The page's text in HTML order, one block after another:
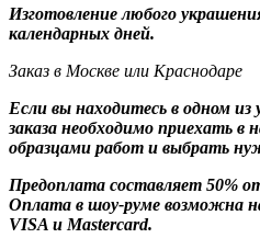
Изготовление любого
календарных дней.
Заказ в Москве или Краснодаре
Если вы находитесь в одном из
заказа необходимо приехать в
образцами работ и выбрать
Предоплата составляет 50%
Оплата в шоу-руме возможна
VISA и Mastercard.